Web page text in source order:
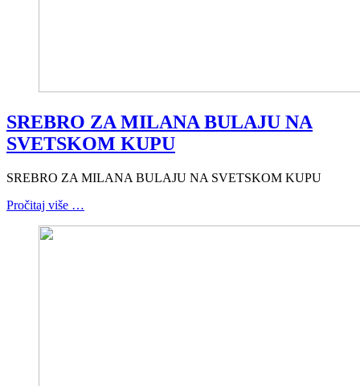
SREBRO ZA MILANA BULAJU NA
SVETSKOM KUPU
SREBRO ZA MILANA BULAJU NA SVETSKOM KUPU
Pročitaj više …